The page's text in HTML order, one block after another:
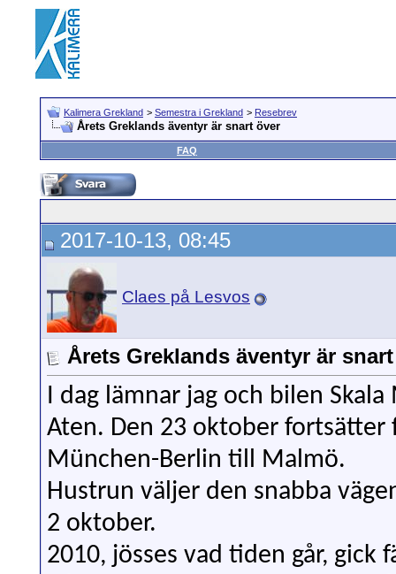
Kalimera Grekland > Semestra i Grekland > Resebrev
Årets Greklands äventyr är snart över
FAQ
2017-10-13, 08:45
Claes på Lesvos
Årets Greklands äventyr är
I dag lämnar jag och bilen
Aten. Den 23 oktober fortsätter
München-Berlin till Malmö.
Hustrun väljer den snabba
2 oktober.
2010, jösses vad tiden går, gick